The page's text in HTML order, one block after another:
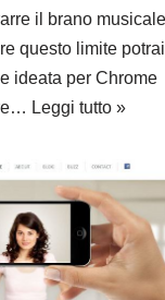
il brano
questo limite potrai
ideata per Chrome
Leggi tutto »